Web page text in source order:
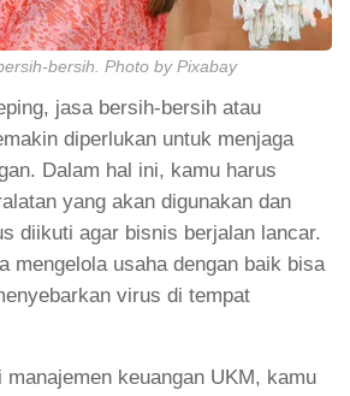
bersih. Photo by Pixabay
jasa bersih-bersih atau
diperlukan untuk menjaga
Dalam hal ini, kamu harus
yang akan digunakan dan
diikuti agar bisnis berjalan lancar.
mengelola usaha dengan baik bisa
virus di tempat
manajemen keuangan UKM, kamu